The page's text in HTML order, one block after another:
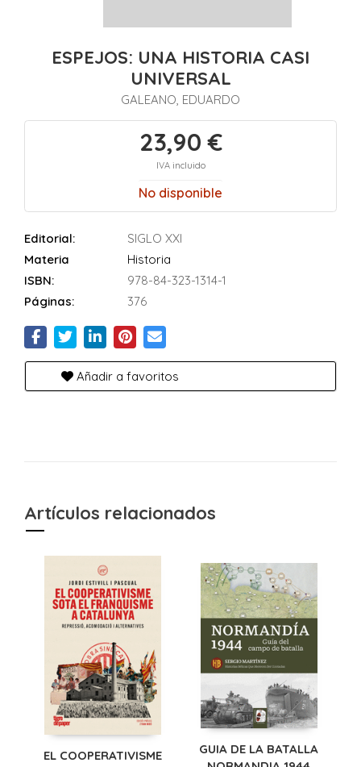
ESPEJOS: UNA HISTORIA CASI
UNIVERSAL
GALEANO, EDUARDO
23,90 €
IVA incluido
No disponible
Editorial:
SIGLO XXI
Materia
Historia
ISBN:
978-84-323-1314-1
Páginas:
376
Añadir a favoritos
Artículos relacionados
EL COOPERATIVISME
GUIA DE LA BATALLA